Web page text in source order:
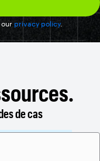
our privacy policy.
de cas